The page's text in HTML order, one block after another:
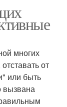
многих
от
или быть
вызвана